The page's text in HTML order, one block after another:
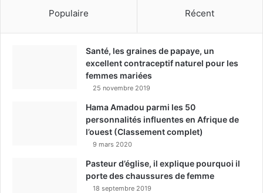
Populaire Récent
Santé, les graines de papaye, un
excellent contraceptif naturel pour les
femmes mariées
25 novembre 2019
Hama Amadou parmi les 50
personnalités influentes en Afrique de
l’ouest (Classement complet)
9 mars 2020
Pasteur d’église, il explique pourquoi il
porte des chaussures de femme
18 septembre 2019